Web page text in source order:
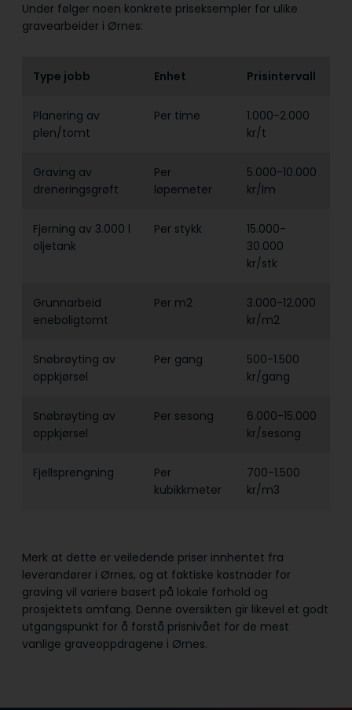
Under følger noen konkrete priseksempler for ulike
gravearbeider i Ørnes:
Type jobb Enhet Prisintervall
Planering av
plen/tomt
Per time
1.000-2.000
kr/t
Graving av
dreneringsgrøft
Per
løpemeter
5.000-10.000
kr/lm
Fjerning av 3.000 l
oljetank
Per stykk
15.000-
30.000
kr/stk
Grunnarbeid
eneboligtomt
Per m2
3.000-12.000
kr/m2
Snøbrøyting av
oppkjørsel
Per gang
500-1.500
kr/gang
Snøbrøyting av
oppkjørsel
Per sesong
6.000-15.000
kr/sesong
Fjellsprengning
Per
kubikkmeter
700-1.500
kr/m3
Merk at dette er veiledende priser innhentet fra
leverandører i Ørnes, og at faktiske kostnader for
graving vil variere basert på lokale forhold og
prosjektets omfang. Denne oversikten gir likevel et godt
utgangspunkt for å forstå prisnivået for de mest
vanlige graveoppdragene i Ørnes.